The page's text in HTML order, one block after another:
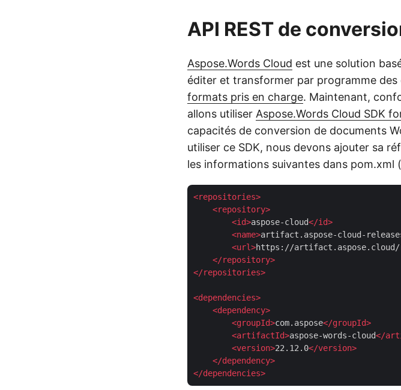
API REST de
Aspose.Words Cloud est une solution
éditer et transformer par programme
formats pris en charge. Maintenant,
allons utiliser Aspose.Words Cloud SDK
capacités de conversion de documents
utiliser ce SDK, nous devons ajouter sa
les informations suivantes dans pom.xml
<repositories>
<repository>
<id>aspose-cloud</id>
<name>artifact.aspose-cloud-
<url>https://artifact.aspose.cloud/
</repository>
</repositories>
<dependencies>
<dependency>
<groupId>com.aspose</groupId>
<artifactId>aspose-words-cloud</
<version>22.12.0</version>
</dependency>
</dependencies>